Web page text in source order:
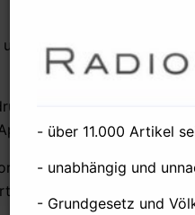
vor genau dieser
2015,Das Iran-
dass diese kommende
der Vereinten Nationen
- über 11.000 Artikel
- unabhängig und
- Grundgesetz und